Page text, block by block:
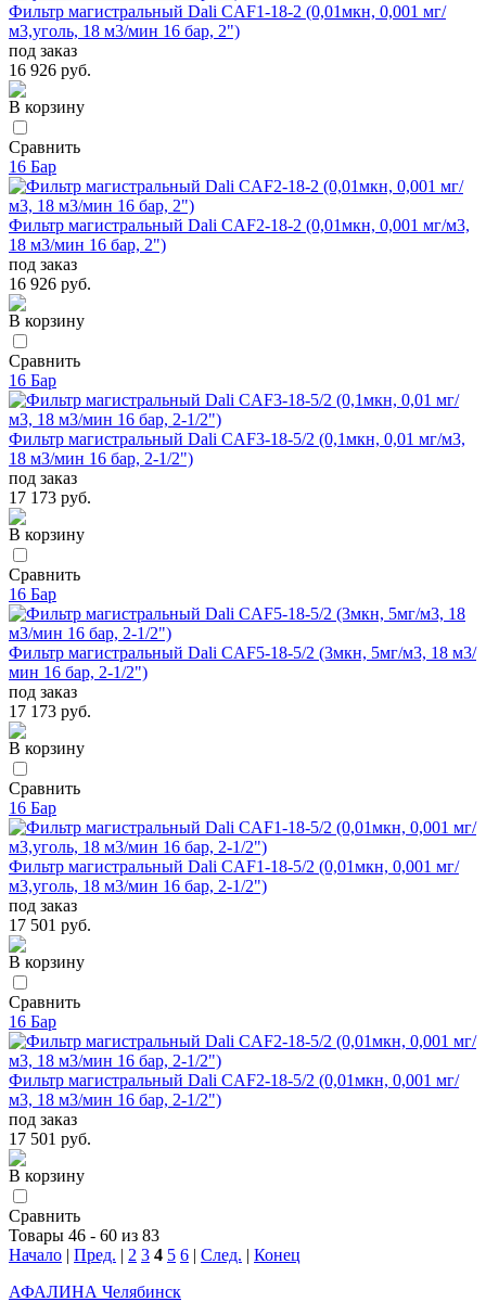
Фильтр магистральный Dali CAF1-18-2 (0,01мкн, 0,001 мг/
м3,уголь, 18 м3/мин 16 бар, 2")
под заказ
16 926 руб.
В корзину
Сравнить
16 Бар
Фильтр магистральный Dali CAF2-18-2 (0,01мкн, 0,001 мг/м3,
18 м3/мин 16 бар, 2")
под заказ
16 926 руб.
В корзину
Сравнить
16 Бар
Фильтр магистральный Dali CAF3-18-5/2 (0,1мкн, 0,01 мг/м3,
18 м3/мин 16 бар, 2-1/2")
под заказ
17 173 руб.
В корзину
Сравнить
16 Бар
Фильтр магистральный Dali CAF5-18-5/2 (3мкн, 5мг/м3, 18 м3/
мин 16 бар, 2-1/2")
под заказ
17 173 руб.
В корзину
Сравнить
16 Бар
Фильтр магистральный Dali CAF1-18-5/2 (0,01мкн, 0,001 мг/
м3,уголь, 18 м3/мин 16 бар, 2-1/2")
под заказ
17 501 руб.
В корзину
Сравнить
16 Бар
Фильтр магистральный Dali CAF2-18-5/2 (0,01мкн, 0,001 мг/
м3, 18 м3/мин 16 бар, 2-1/2")
под заказ
17 501 руб.
В корзину
Сравнить
Товары 46 - 60 из 83
Начало | Пред. | 2 3 4 5 6 | След. | Конец
АФАЛИНА Челябинск